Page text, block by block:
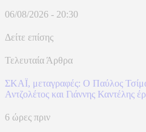
06/08/2026 - 20:30
Δείτε επίσης
Τελευταία Άρθρα
ΣΚΑΪ, μεταγραφές: Ο Παύλος
Αντζολέτος και Γιάννης Καντέλης
6 ώρες πριν